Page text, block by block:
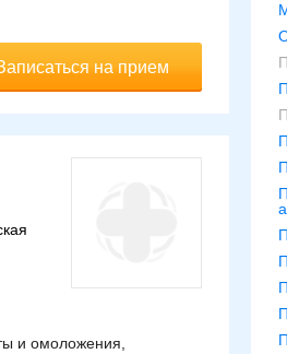
на прием
и омоложения,